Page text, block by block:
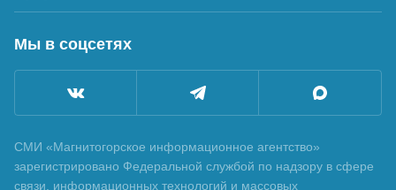
Мы в соцсетях
СМИ «Магнитогорское информационное агентство»
зарегистрировано Федеральной службой по надзору в сфере
связи, информационных технологий и массовых